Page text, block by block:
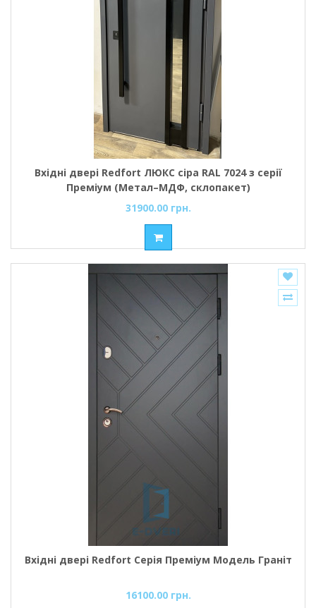
Вхідні двері Redfort ЛЮКС сіра RAL 7024 з серії
Преміум (Метал–МДФ, склопакет)
31900.00 грн.
Вхідні двері Redfort Серія Преміум Модель Граніт
16100.00 грн.